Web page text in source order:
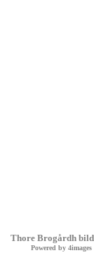
Thore Brogårdh
Powered by 4images